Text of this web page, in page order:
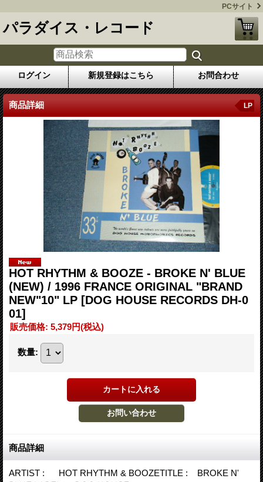
PCサイト
パラダイス・レコード
ログイン 新規登録はこちら お問合わせ
商品詳細 LP
HOT RHYTHM & BOOZE - BROKE N' BLUE
(NEW) / 1996 FRANCE ORIGINAL "BRAND
NEW"10" LP [DOG HOUSE RECORDS DH-0
01]
販売価格: 5,379円(税込)
数量:
商品詳細
ARTIST : HOT RHYTHM & BOOZETITLE : BROKE N'